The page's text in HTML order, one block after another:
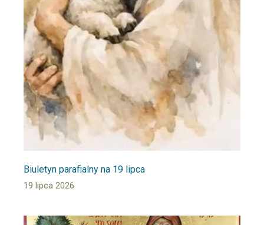
Biuletyn parafialny na 19 lipca
19 lipca 2026